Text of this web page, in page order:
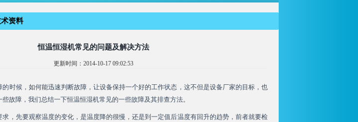
资料
恒温恒湿机常见的问题及解决方法
更新时间：2014-10-17 09:02:53
候，如何能迅速判断故障，让设备保持一个好的工作状态，这不但是设备厂家的目标，也
故障，我们总结一下恒温恒湿机常见的一些故障及其排查方法。
先要观察温度的变化，是温度降的很慢，还是到一定值后温度有回升的趋势，前者就要检